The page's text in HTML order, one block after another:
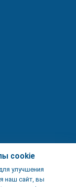
cookie
улучшения
наш сайт, вы